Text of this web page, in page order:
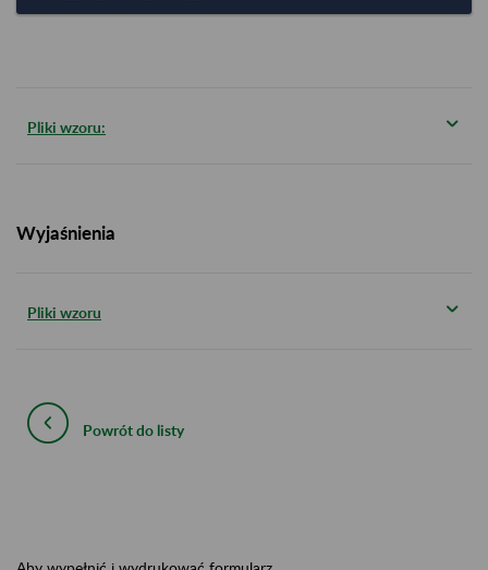
Pliki wzoru:
Wyjaśnienia
Pliki wzoru
Powrót do listy